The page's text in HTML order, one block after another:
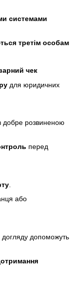
системами
третім особам
чек
для юридичних
добре розвиненою
перед
або
допоможуть